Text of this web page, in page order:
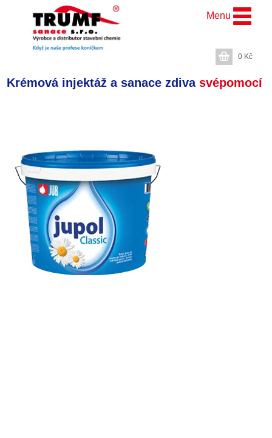
Krémová injektáž a sanace zdiva svépomocí
Menu
0 Kč